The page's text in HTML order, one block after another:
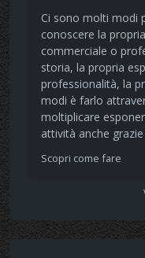
Ci sono molti modi
conoscere la
commerciale o
storia, la propria
professionalità, la
modi è farlo
moltiplicare
attività anche
Scopri come fare